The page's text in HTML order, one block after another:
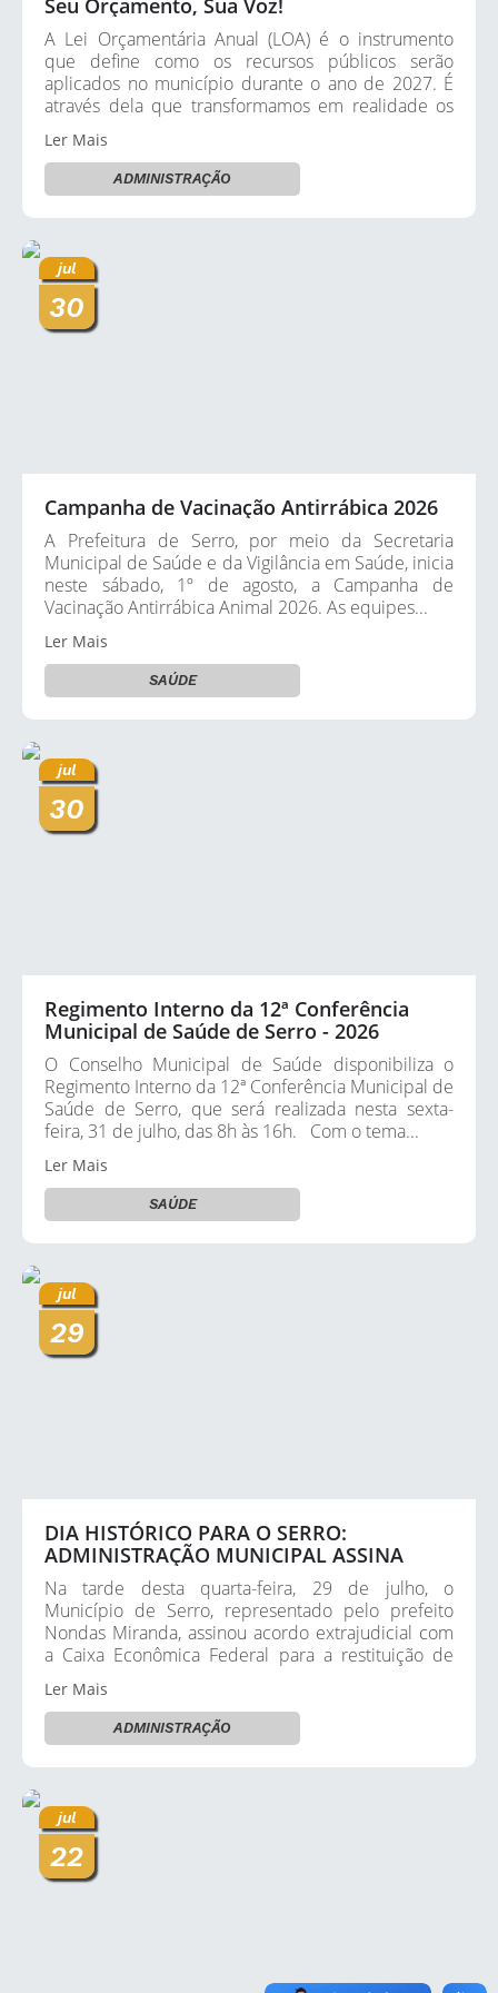
Links
Audiências Públicas
Galeria de Fotos
Galeria de Vídeos
Telefones Úteis
Contratos, Convênios e Publicações MROSC
Ouvidoria Municipal
Município
Seu Orçamento, Sua Voz!
A Lei Orçamentária Anual (LOA) é o instrumento
que define como os recursos públicos serão
aplicados no município durante o ano de 2027. É
através dela que transformamos em realidade os
projetos e...
Ler Mais
ADMINISTRAÇÃO
jul
30
Campanha de Vacinação Antirrábica 2026
A Prefeitura de Serro, por meio da Secretaria
Municipal de Saúde e da Vigilância em Saúde, inicia
neste sábado, 1º de agosto, a Campanha de
Vacinação Antirrábica Animal 2026. As equipes...
Ler Mais
SAÚDE
jul
30
Regimento Interno da 12ª Conferência
Municipal de Saúde de Serro - 2026
O Conselho Municipal de Saúde disponibiliza o
Regimento Interno da 12ª Conferência Municipal de
Saúde de Serro, que será realizada nesta sexta-
feira, 31 de julho, das 8h às 16h. Com o tema...
Ler Mais
SAÚDE
jul
29
DIA HISTÓRICO PARA O SERRO:
ADMINISTRAÇÃO MUNICIPAL ASSINA
ACORDO COM A CAIXA PARA RECUPERAR
RECURSOS DESVIADOS
Na tarde desta quarta-feira, 29 de julho, o
Município de Serro, representado pelo prefeito
Nondas Miranda, assinou acordo extrajudicial com
a Caixa Econômica Federal para a restituição de
recursos...
Ler Mais
ADMINISTRAÇÃO
jul
22